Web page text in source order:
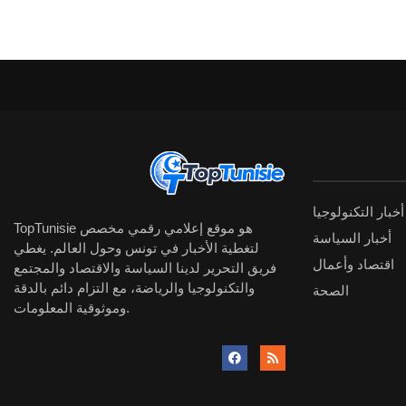
TopTunisie هو موقع إعلامي رقمي مخصص
لتغطية الأخبار في تونس وحول العالم. يغطي
فريق التحرير لدينا السياسة والاقتصاد والمجتمع
والتكنولوجيا والرياضة، مع التزام دائم بالدقة
وموثوقية المعلومات.
أخبار التكنولوجيا
أخبار السياسة
اقتصاد وأعمال
الصحة